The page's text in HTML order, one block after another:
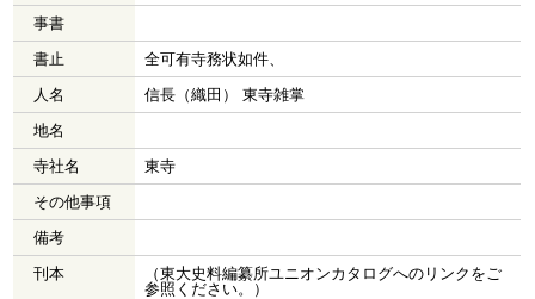
事書
書止
全可有寺務状如件、
人名
信長（織田） 東寺雑掌
地名
寺社名
東寺
その他事項
備考
刊本
（東大史料編纂所ユニオンカタログへのリンクをご
参照ください。）